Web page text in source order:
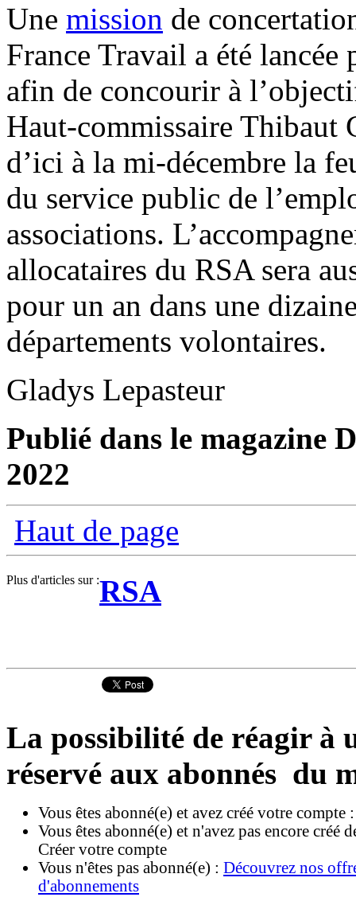
Une mission de
France Travail a été
afin de concourir à
Haut-commissaire Thibaut
d’ici à la mi-décembre la
du service public de
associations.
allocataires du RSA sera
pour un an dans une
départements volontaires.
Gladys Lepasteur
Publié dans le magazine
2022
Haut de page
Plus d'articles sur :RSA
La possibilité de réagir à
réservé aux abonnés du
Vous êtes abonné(e) et avez créé votre compte
Vous êtes abonné(e) et n'avez pas encore créé
Créer votre compte
Vous n'êtes pas abonné(e) : Découvrez nos
d'abonnements